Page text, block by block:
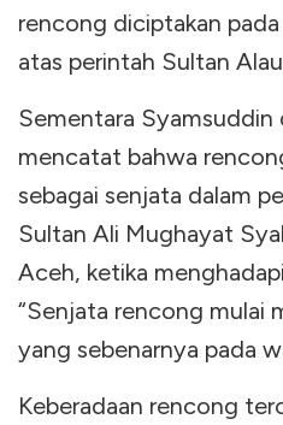
rencong diciptakan
atas perintah Sultan
Sementara Syamsuddin
mencatat bahwa
sebagai senjata dalam
Sultan Ali Mughayat
Aceh, ketika
“Senjata rencong mulai
yang sebenarnya pada
Keberadaan rencong